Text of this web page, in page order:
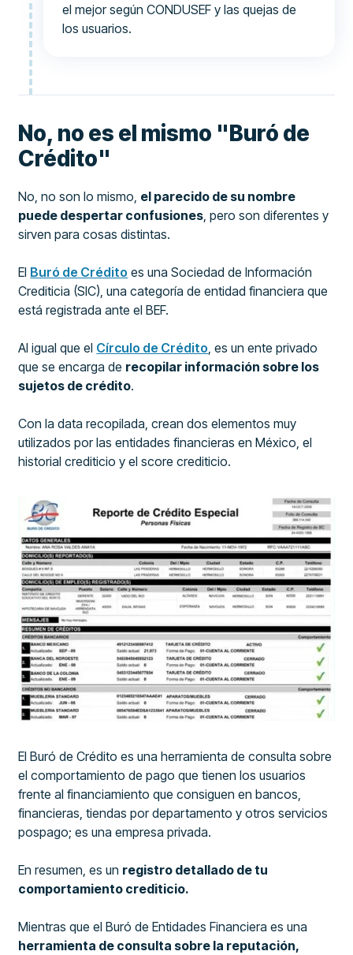
el mejor según CONDUSEF y las quejas de
los usuarios.
No, no es el mismo "Buró de
Crédito"
No, no son lo mismo, el parecido de su nombre
puede despertar confusiones , pero son diferentes y
sirven para cosas distintas.
El Buró de Crédito es una Sociedad de Información
Crediticia (SIC), una categoría de entidad financiera que
está registrada ante el BEF.
Al igual que el Círculo de Crédito , es un ente privado
que se encarga de recopilar información sobre los
sujetos de crédito.
Con la data recopilada, crean dos elementos muy
utilizados por las entidades financieras en México, el
historial crediticio y el score crediticio.
El Buró de Crédito es una herramienta de consulta sobre
el comportamiento de pago que tienen los usuarios
frente al financiamiento que consiguen en bancos,
financieras, tiendas por departamento y otros servicios
pospago; es una empresa privada.
En resumen, es un registro detallado de tu
comportamiento crediticio.
Mientras que el Buró de Entidades Financiera es una
herramienta de consulta sobre la reputación,